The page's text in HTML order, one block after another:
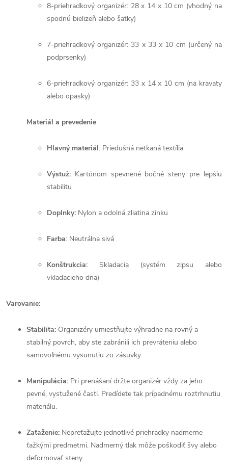
8-priehradkový organizér: 28 x 14 x 10 cm (vhodný na
spodnú bielizeň alebo šatky)
7-priehradkový organizér: 33 x 33 x 10 cm (určený na
podprsenky)
6-priehradkový organizér: 33 x 14 x 10 cm (na kravaty
alebo opasky)
Materiál a prevedenie
Hlavný materiál: Priedušná netkaná textília
Výstuž: Kartónom spevnené bočné steny pre lepšiu
stabilitu
Doplnky: Nylon a odolná zliatina zinku
Farba: Neutrálna sivá
Konštrukcia: Skladacia (systém zipsu alebo
vkladacieho dna)
Varovanie:
Stabilita: Organizéry umiestňujte výhradne na rovný a
stabilný povrch, aby ste zabránili ich prevráteniu alebo
samovoľnému vysunutiu zo zásuvky.
Manipulácia: Pri prenášaní držte organizér vždy za jeho
pevné, vystužené časti. Predídete tak prípadnému roztrhnutiu
materiálu.
Zaťaženie: Nepreťažujte jednotlivé priehradky nadmerne
ťažkými predmetmi. Nadmerný tlak môže poškodiť švy alebo
deformovať steny.